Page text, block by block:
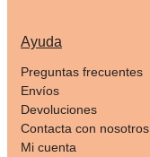
Ayuda
Preguntas frecuentes
Envíos
Devoluciones
Contacta con nosotros
Mi cuenta